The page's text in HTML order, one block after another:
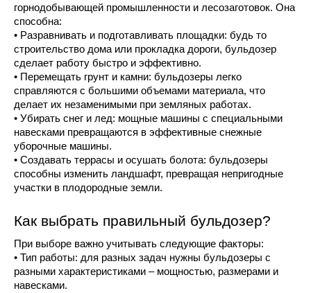
горнодобывающей промышленности и лесозаготовок. Она
способна:
• Разравнивать и подготавливать площадки: будь то
строительство дома или прокладка дороги, бульдозер
сделает работу быстро и эффективно.
• Перемещать грунт и камни: бульдозеры легко
справляются с большими объемами материала, что
делает их незаменимыми при земляных работах.
• Убирать снег и лед: мощные машины с специальными
навесками превращаются в эффективные снежные
уборочные машины.
• Создавать террасы и осушать болота: бульдозеры
способны изменить ландшафт, превращая непригодные
участки в плодородные земли.
Как выбрать правильный бульдозер?
При выборе важно учитывать следующие факторы:
• Тип работы: для разных задач нужны бульдозеры с
разными характеристиками – мощностью, размерами и
навесками.